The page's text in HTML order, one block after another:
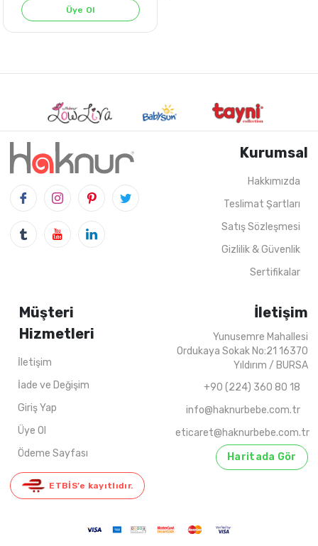
2022 YAZ
Üye Ol
6-18 AYLIK
Kurumsal
Hakkımızda
Teslimat Şartları
Satış Sözleşmesi
Gizlilik & Güvenlik
Sertifikalar
Müşteri
Hizmetleri
İletişim
İade ve Değişim
Giriş Yap
Üye Ol
Ödeme Sayfası
ETBİS’e kayıtlıdır.
İletişim
Yunusemre Mahallesi
Ordukaya Sokak No:21 16370
Yıldırım / BURSA
+90 (224) 360 80 18
info@haknurbebe.com.tr
eticaret@haknurbebe.com.tr
Haritada Gör